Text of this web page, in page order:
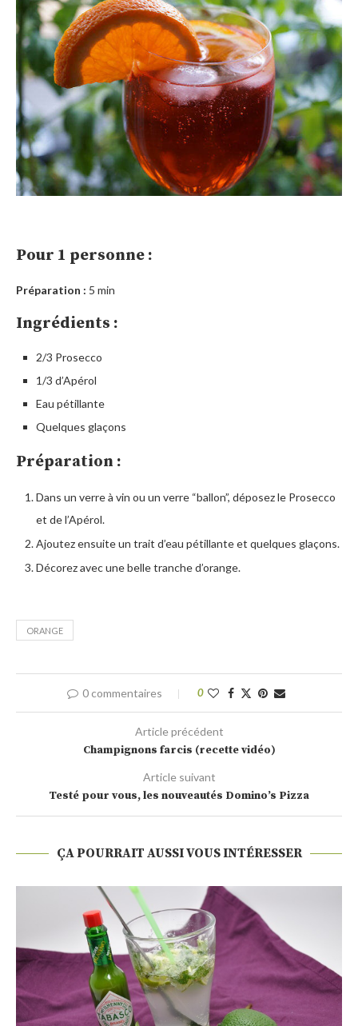
Pour 1 personne :
Préparation : 5 min
Ingrédients :
2/3 Prosecco
1/3 d’Apérol
Eau pétillante
Quelques glaçons
Préparation :
Dans un verre à vin ou un verre “ballon”, déposez le Prosecco
et de l’Apérol.
Ajoutez ensuite un trait d’eau pétillante et quelques glaçons.
Décorez avec une belle tranche d’orange.
ORANGE
0 commentaires 0
Article précédent
Champignons farcis (recette vidéo)
Article suivant
Testé pour vous, les nouveautés Domino’s Pizza
ÇA POURRAIT AUSSI VOUS INTÉRESSER